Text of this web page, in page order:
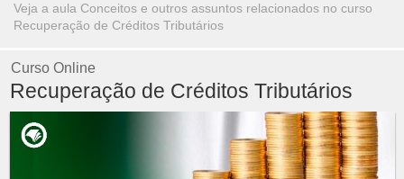
Veja a aula Conceitos e outros assuntos relacionados no curso
Recuperação de Créditos Tributários
Curso Online
Recuperação de Créditos Tributários